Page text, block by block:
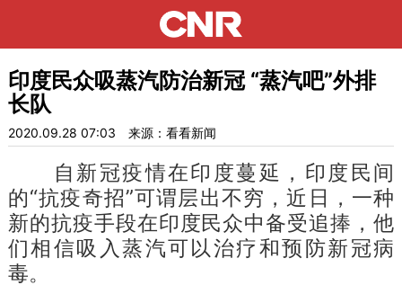
印度民众吸蒸汽防治新冠 “蒸汽吧”外排
长队
2020.09.28 07:03 来源：看看新闻
自新冠疫情在印度蔓延，印度民间
的“抗疫奇招”可谓层出不穷，近日，一种
新的抗疫手段在印度民众中备受追捧，他
们相信吸入蒸汽可以治疗和预防新冠病
毒。